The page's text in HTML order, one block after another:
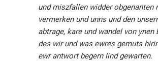
und miszfallen widder obgenanten
vermerken und unns und den
abtrage, kare und wandel von ynen
des wir und was ewres gemuts
ewr antwort begern lind gewarten.